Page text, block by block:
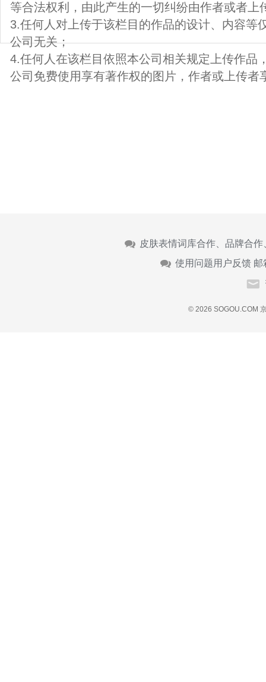
等合法权利，由此产生的一切纠纷由作者或者上
3.任何人对上传于该栏目的作品的设计、内容等
公司无关；
4.任何人在该栏目依照本公司相关规定上传作品
公司免费使用享有著作权的图片，作者或上传者
皮肤表情词库合作、品牌合
使用问题用户反馈 邮
© 2026 SOGOU.COM